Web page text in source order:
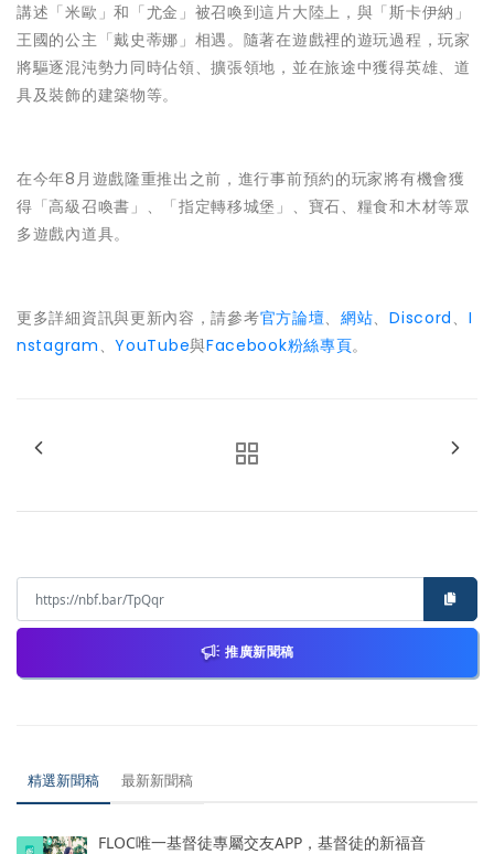
講述「米歐」和「尤金」被召喚到這片大陸上，與「斯卡伊納」
王國的公主「戴史蒂娜」相遇。隨著在遊戲裡的遊玩過程，玩家
將驅逐混沌勢力同時佔領、擴張領地，並在旅途中獲得英雄、道
具及裝飾的建築物等。
在今年8月遊戲隆重推出之前，進行事前預約的玩家將有機會獲
得「高級召喚書」、「指定轉移城堡」、寶石、糧食和木材等眾
多遊戲內道具。
更多詳細資訊與更新內容，請參考官方論壇、網站、Discord 、 I
nstagram 、YouTube與Facebook粉絲專頁。
推廣新聞稿
精選新聞稿 最新新聞稿
FLOC唯一基督徒專屬交友APP，基督徒的新福音